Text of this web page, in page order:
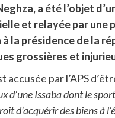
a été l’objet
et relayée par une
à la présidence de la
grossières et
accusée par l’APS
d’une Issaba dont le
d’acquérir des biens à